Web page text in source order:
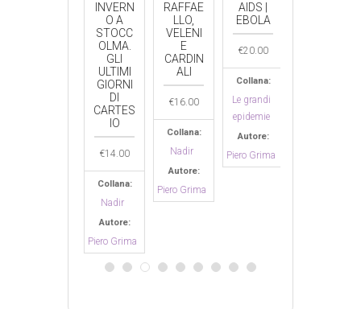
INVERN
O A
STOCC
OLMA.
GLI
ULTIMI
GIORNI
DI
CARTES
IO
€14.00
Collana:
Nadir
Autore:
Piero Grima
RAFFAE
LLO,
VELENI
E
CARDIN
ALI
€16.00
Collana:
Nadir
Autore:
Piero Grima
AIDS |
EBOLA
€20.00
Collana:
Le grandi
epidemie
Autore:
Piero Grima